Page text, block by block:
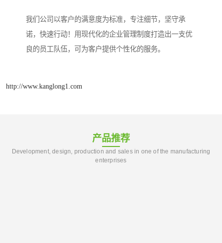
我们公司以客户的满意度为标准，专注细节，坚守承
诺，快速行动！用现代化的企业管理制度打造出一支优
良的员工队伍，可为客户提供个性化的服务。
http://www.kanglong1.com
产品推荐
Development, design, production and sales in one of the manufacturing
enterprises